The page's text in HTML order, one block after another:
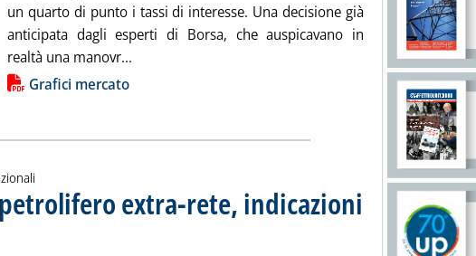
un quarto di punto i tassi di interesse. Una decisione già
anticipata dagli esperti di Borsa, che auspicavano in
realtà una manovr... Leggi tutta la notizia: 'Greggi in aumento nel
notizia
Grafici mercato
extra-rete, indicazioni
Le variazioni sui prezzi Siva dei carburanti e dei combustibili all'ingrosso
giovedì 30 ottobre 2025 alle 9.14.